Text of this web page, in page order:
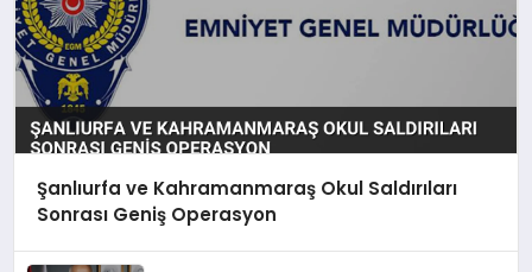
Şanlıurfa ve Kahramanmaraş Okul Saldırıları
Sonrası Geniş Operasyon